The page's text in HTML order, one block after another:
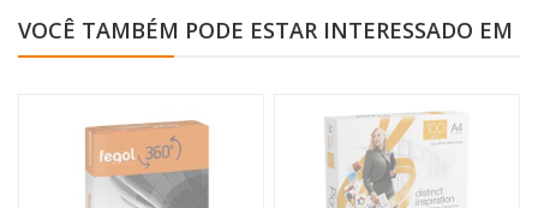
VOCÊ TAMBÉM PODE ESTAR INTERESSADO EM